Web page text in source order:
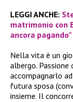
LEGGI ANCHE:
matrimonio con
ancora pagando”
Nella vita è un
albergo.
accompagnarlo ad
futura sposa
insieme. Il